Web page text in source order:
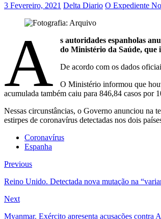
3 Fevereiro, 2021 Delta Diario O Expediente
A
s autoridades espanholas
do Ministério da Saúde, que
De acordo com os dados
O Ministério informou que
acumulada também caiu para 846,84 casos por
Nessas circunstâncias, o Governo anunciou na
estirpes de coronavírus detectadas nos dois
Coronavírus
Espanha
Previous
Reino Unido. Detectada nova mutação na
Next
Myanmar. Exército apresenta acusações contra